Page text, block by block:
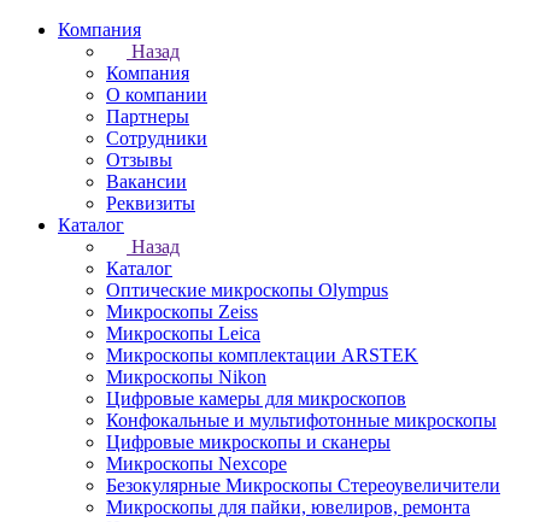
Компания
Назад
Компания
О компании
Партнеры
Сотрудники
Отзывы
Вакансии
Реквизиты
Каталог
Назад
Каталог
Оптические микроскопы Olympus
Микроскопы Zeiss
Микроскопы Leica
Микроскопы комплектации ARSTEK
Микроскопы Nikon
Цифровые камеры для микроскопов
Конфокальные и мультифотонные микроскопы
Цифровые микроскопы и сканеры
Микроскопы Nexcope
Безокулярные Микроскопы Стереоувеличители
Микроскопы для пайки, ювелиров, ремонта